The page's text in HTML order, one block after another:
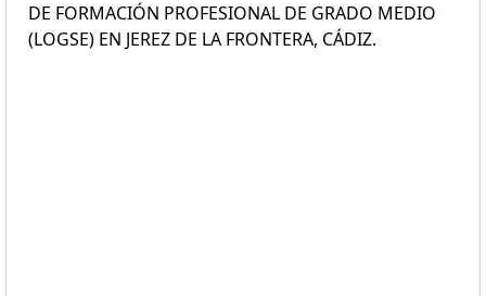
DE FORMACIÓN PROFESIONAL DE GRADO MEDIO
(LOGSE) EN JEREZ DE LA FRONTERA, CÁDIZ.